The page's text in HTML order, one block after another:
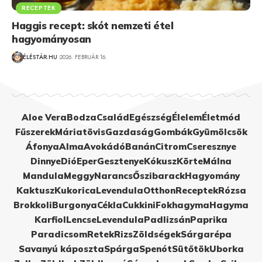
RECEPTEK
Haggis recept: skót nemzeti étel
hagyományosan
ÉLÉSTÁR.HU 2026. FEBRUÁR 16.
Aloe VeraBodzaCsaládEgészségÉlelemÉletmód
FűszerekMáriatövisGazdaságGombákGyümölcsök
ÁfonyaAlmaAvokádóBanánCitromCseresznye
DinnyeDióEperGesztenyeKókuszKörteMálna
MandulaMeggyNarancsŐszibarackHagyomány
KaktuszKukoricaLevendulaOtthonReceptekRózsa
BrokkoliBurgonyaCéklaCukkiniFokhagymaHagyma
KarfiolLencseLevendulaPadlizsánPaprika
ParadicsomRetekRizsZöldségekSárgarépa
Savanyú káposztaSpárgaSpenótSütőtökUborka